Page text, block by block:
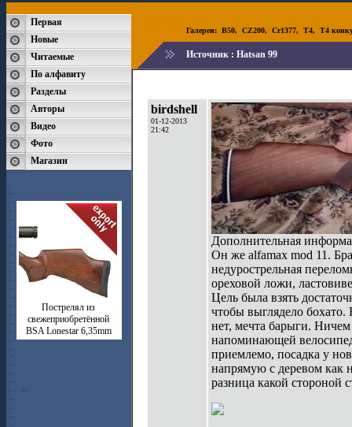
Первая
Новые
Читаемые
По алфавиту
Разделы
Авторы
Видео
Фото
Магазин
Пострелял из
свежеприобретённой
BSA Lonestar 6,35mm
Галереи: B50, CZ200, Cr1377, T4, T4
Источник : Hatsan 99
birdshell
01-12-2013
21:42
Дополнительная
Он же alfamax mod 11.
недурострельная
ореховой ложи,
Цель была взять
чтобы выглядело бохато.
нет, мечта барыги. Ничем
напоминающей
приемлемо, посадка у
напрямую с деревом как
разница какой стороной